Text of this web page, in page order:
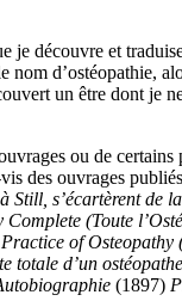
je découvre et
nom d’ostéopathie,
un être dont je
ou de
des ouvrages
Still, s’écartèrent de
(Toute
of Osteopathy
totale d’un
(1897)